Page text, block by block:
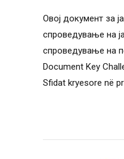
Овој документ за
спроведување на
спроведување на
Document Key
Sfidat kryesore në